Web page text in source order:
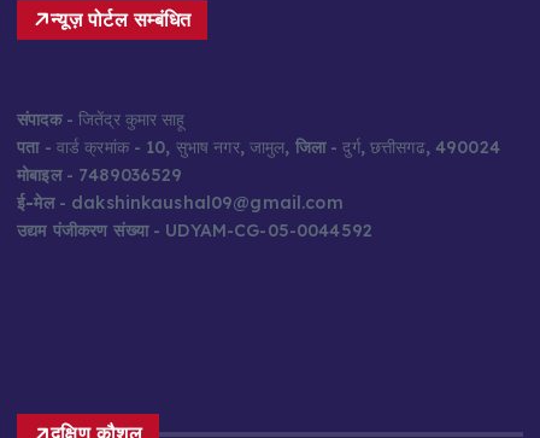
न्यूज़ पोर्टल सम्बंधित
संपादक- जितेंद्र कुमार साहू
पता- वार्ड क्रमांक - 10, सुभाष नगर, जामुल, जिला- दुर्ग, छत्तीसगढ, 490024
मोबाइल- 7489036529
ई-मेल- dakshinkaushal09@gmail.com
उद्यम पंजीकरण संख्या- UDYAM-CG-05-0044592